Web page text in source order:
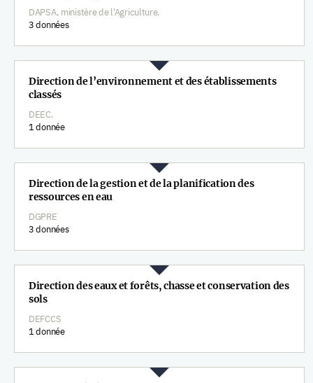
DAPSA, ministère de l'Agriculture.
3 données
Direction de l’environnement et des établissements
classés
DEEC.
1 donnée
Direction de la gestion et de la planification des
ressources en eau
DGPRE
3 données
Direction des eaux et forêts, chasse et conservation des
sols
DEFCCS
1 donnée